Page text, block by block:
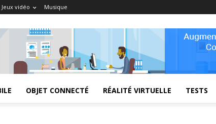
Jeux vidéo Musique
OBJET CONNECTÉ RÉALITÉ VIRTUELLE TESTS